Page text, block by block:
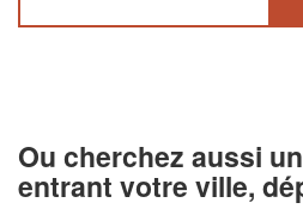
Ou cherchez aussi
entrant votre ville,